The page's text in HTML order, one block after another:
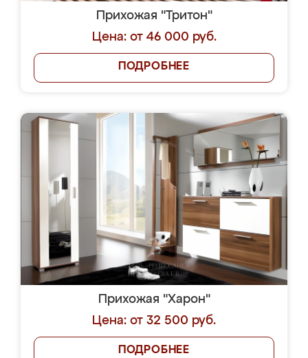
Прихожая "Тритон"
Цена: от 46 000 руб.
ПОДРОБНЕЕ
Прихожая "Харон"
Цена: от 32 500 руб.
ПОДРОБНЕЕ